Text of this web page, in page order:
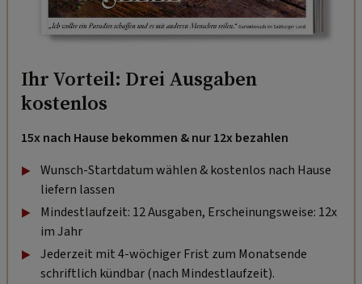
Ihr Vorteil: Drei Ausgaben
kostenlos
15x nach Hause bekommen & nur 12x bezahlen
Wunsch-Startdatum wählen & kostenlos nach Hause
liefern lassen
Mindestlaufzeit: 12 Ausgaben, Erscheinungsweise: 12x
im Jahr
Jederzeit mit 4-wöchiger Frist zum Monatsende
schriftlich kündbar (nach Mindestlaufzeit).